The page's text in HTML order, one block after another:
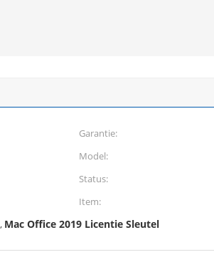
Garantie:
Model:
Status:
Item:
, Mac Office 2019 Licentie Sleutel